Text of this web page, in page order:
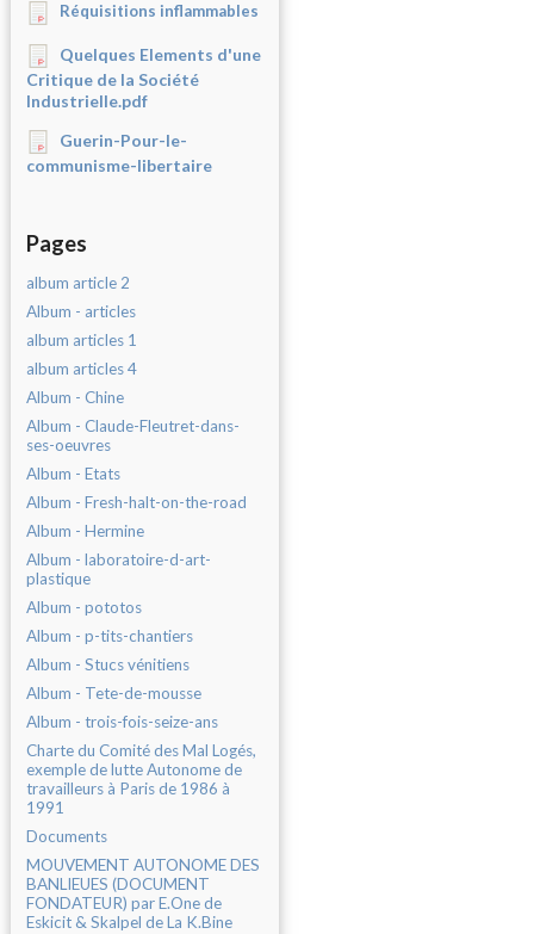
Réquisitions inflammables
Quelques Elements d'une
Critique de la Société
Industrielle.pdf
Guerin-Pour-le-
communisme-libertaire
Pages
album article 2
Album - articles
album articles 1
album articles 4
Album - Chine
Album - Claude-Fleutret-dans-
ses-oeuvres
Album - Etats
Album - Fresh-halt-on-the-road
Album - Hermine
Album - laboratoire-d-art-
plastique
Album - pototos
Album - p-tits-chantiers
Album - Stucs vénitiens
Album - Tete-de-mousse
Album - trois-fois-seize-ans
Charte du Comité des Mal Logés,
exemple de lutte Autonome de
travailleurs à Paris de 1986 à
1991
Documents
MOUVEMENT AUTONOME DES
BANLIEUES (DOCUMENT
FONDATEUR) par E.One de
Eskicit & Skalpel de La K.Bine